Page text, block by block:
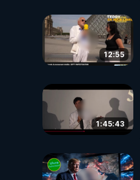
12:55
1:45:43